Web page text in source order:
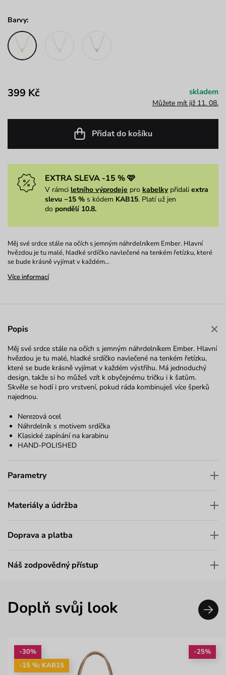
Barvy:
399 Kč skladem
Můžete mít již 11. 08.
Přidat do košíku
EXTRA SLEVA -15 % 🩷
V rámci letního výprodeje pro kabelkypřidali extra
slevu −15 % s kódem KAB15. Platí už jen
do pondělí 10.8.
Měj své srdce stále na očích s jemným náhrdelníkem Ember. Hlavní
hvězdou je tu malé, hladké srdíčko navlečené na tenkém řetízku, které
se bude krásně vyjímat v každém…
Více informací
Popis
Měj své srdce stále na očích s jemným náhrdelníkem Ember. Hlavní
hvězdou je tu malé, hladké srdíčko navlečené na tenkém řetízku,
které se bude krásně vyjímat v každém výstřihu. Má jednoduchý
design, takže si ho můžeš vzít k obyčejnému tričku i k šatům.
Skvěle se hodí i pro vrstvení, pokud ráda kombinuješ více šperků
najednou.
Nerezová ocel
Náhrdelník s motivem srdíčka
Klasické zapínání na karabinu
HAND-POLISHED
Parametry
Materiály a údržba
Doprava a platba
Náš zodpovědný přístup
Doplň svůj look
-30%
-15 %: KAB15
-25%